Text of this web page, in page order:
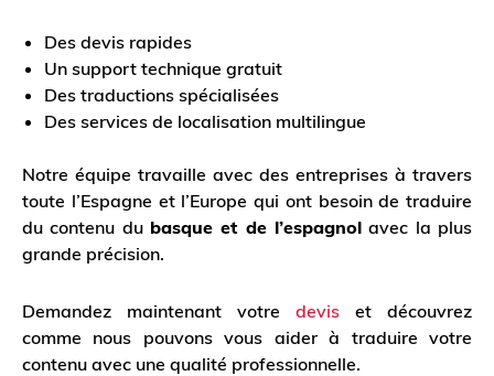
Des devis rapides
Un support technique gratuit
Des traductions spécialisées
Des services de localisation multilingue
Notre équipe travaille avec des entreprises à travers
toute l’Espagne et l’Europe qui ont besoin de traduire
du contenu du basque et de l’espagnol avec la plus
grande précision.
Demandez maintenant votre devis et découvrez
comme nous pouvons vous aider à traduire votre
contenu avec une qualité professionnelle.